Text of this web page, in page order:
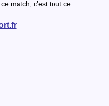
match, c’est tout ce…